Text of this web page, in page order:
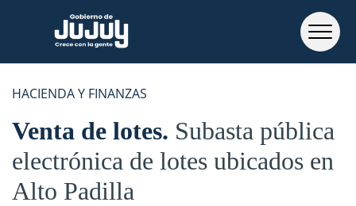
HACIENDA Y FINANZAS
Venta de lotes Subasta pública
electrónica de lotes ubicados en
Alto Padilla